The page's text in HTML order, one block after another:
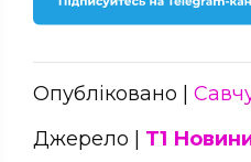
Опубліковано |
Джерело | Т1